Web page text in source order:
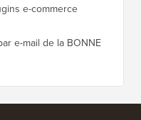
e-commerce
e-mail de la BONNE